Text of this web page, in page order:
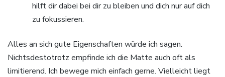
hilft dir dabei bei dir zu bleiben und dich nur auf dich
zu fokussieren.
Alles an sich gute Eigenschaften würde ich sagen.
Nichtsdestotrotz empfinde ich die Matte auch oft als
limitierend. Ich bewege mich einfach gerne. Vielleicht liegt